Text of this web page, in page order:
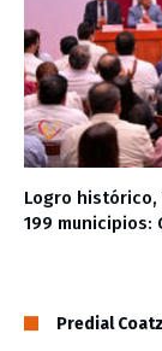
Logro
199 municipios:
Predial